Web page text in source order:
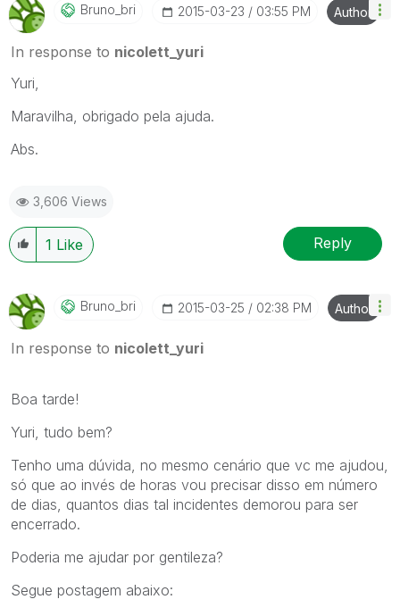
Bruno_bri ‎2015-03-23 03:55 PM Author
In response to nicolett_yuri
Yuri,
Maravilha, obrigado pela ajuda.
Abs.
3,606 Views
1 Like Reply
Bruno_bri ‎2015-03-25 02:38 PM Author
In response to nicolett_yuri
Boa tarde!
Yuri, tudo bem?
Tenho uma dúvida, no mesmo cenário que vc me ajudou,
só que ao invés de horas vou precisar disso em número
de dias, quantos dias tal incidentes demorou para ser
encerrado.
Poderia me ajudar por gentileza?
Segue postagem abaixo: